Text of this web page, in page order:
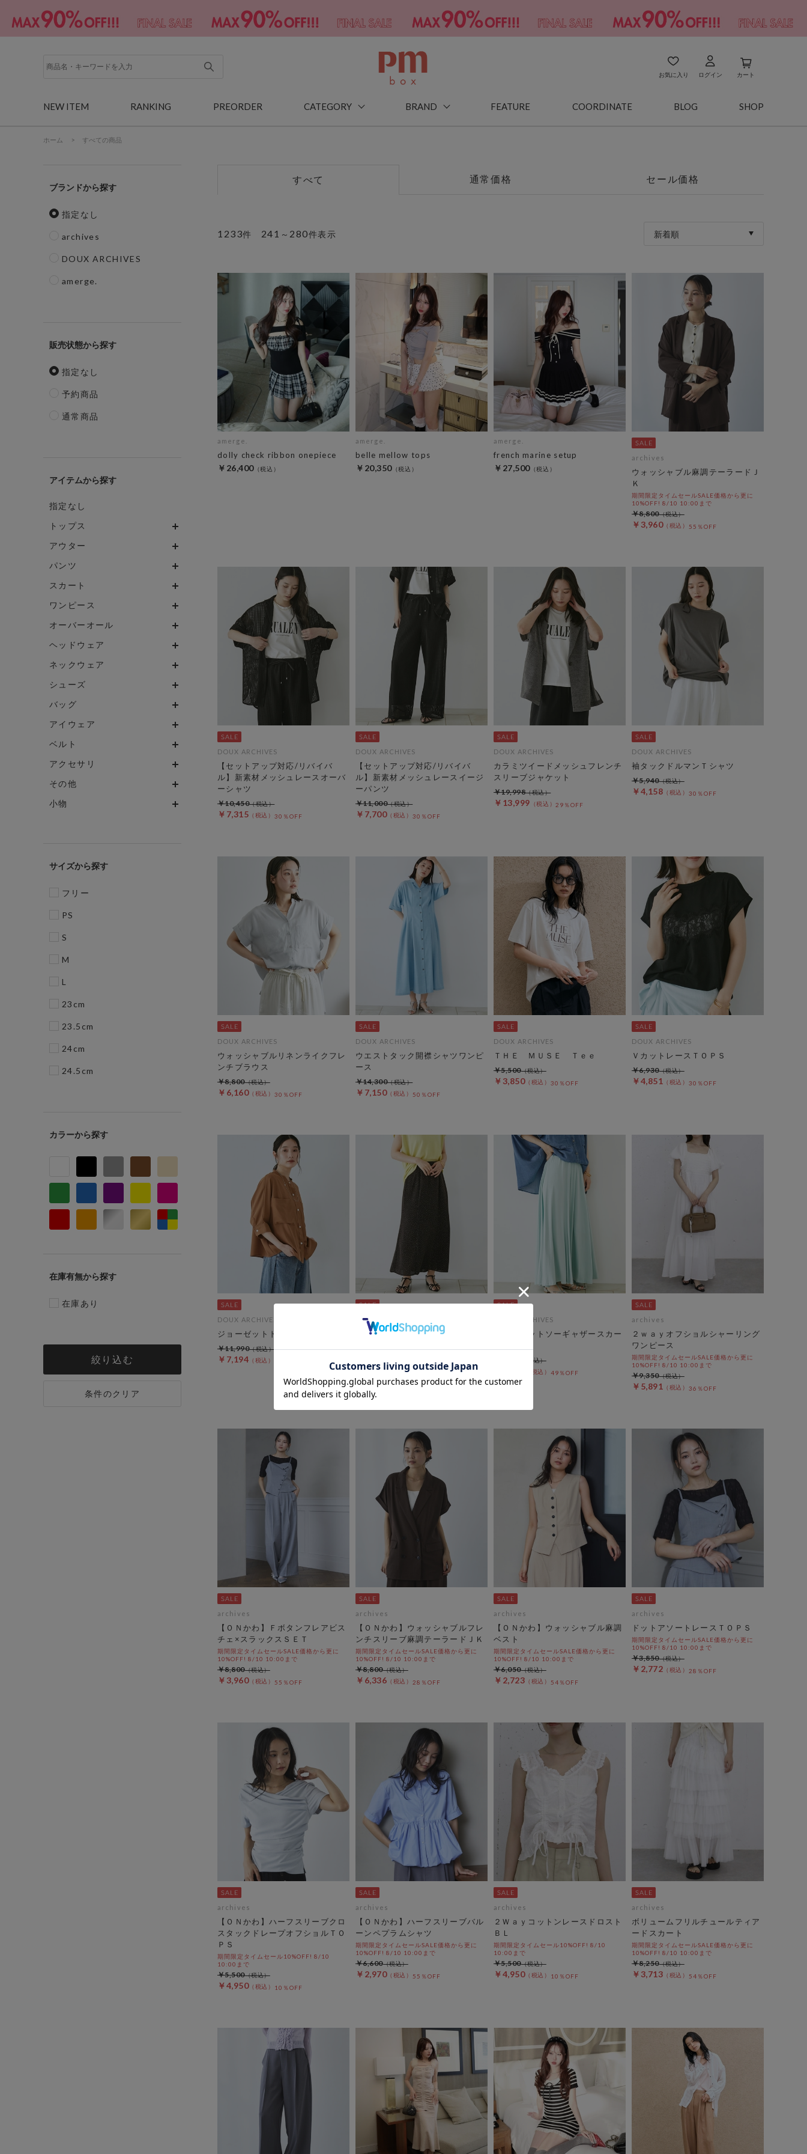
お気に入り ログイン カート
NEW ITEM RANKING PREORDER CATEGORY BRAND FEATURE COORDINATE BLOG SHOP
ホーム > すべての商品
ブランド
指定なし
archives
DOUX ARCHIVES
amerge.
販売状態
指定なし
予約商品
通常商品
アイテム
指定なし
トップス
アウター
パンツ
スカート
ワンピース
オーバーオール
ヘッドウェア
ネックウェア
シューズ
バッグ
アイウェア
ベルト
アクセサリ
その他
小物
サイズ
フリー
PS
S
M
L
23cm
23.5cm
24cm
24.5cm
カラー
在庫有無
在庫あり
絞り込む
条件のクリア
すべて 通常価格 セール価格
1233件 241 ～ 280件表示 新着順
amerge.
dolly check ribbon onepiece
￥26,400
amerge.
belle mellow tops
￥20,350
amerge.
french marine setup
￥27,500
archives
ウォッシャブル麻調テーラードＪ
Ｋ
期間限定タイムセールSALE価格から更に
10%OFF! 8/10 10:00まで
￥3,960 55％OFF
￥8,800
DOUX ARCHIVES
【セットアップ対応/リバイバ
ル】新素材メッシュレースオーバ
ーシャツ
￥7,315 30％OFF
￥10,450
DOUX ARCHIVES
【セットアップ対応/リバイバ
ル】新素材メッシュレースイージ
ーパンツ
￥7,700 30％OFF
￥11,000
DOUX ARCHIVES
カラミツイードメッシュフレンチ
スリーブジャケット
￥13,999 29％OFF
￥19,998
DOUX ARCHIVES
袖タックドルマンＴシャツ
￥4,158 30％OFF
￥5,940
DOUX ARCHIVES
ウォッシャブルリネンライクフレ
ンチブラウス
￥6,160 30％OFF
￥8,800
DOUX ARCHIVES
ウエストタック開襟シャツワンピ
ース
￥7,150 50％OFF
￥14,300
DOUX ARCHIVES
ＴＨＥ ＭＵＳＥ Ｔｅｅ
￥3,850 30％OFF
￥5,500
DOUX ARCHIVES
ＶカットレースＴＯＰＳ
￥4,851 30％OFF
￥6,930
DOUX ARCHIVES
ジョーゼットドルマンシャツ
￥7,194
￥11,990
DOUX ARCHIVES
【吸水速乾・接触冷感】ドットマ
￥6,490
DOUX ARCHIVES
とろみカットソーギャザースカー
49％OFF
archives
２ｗａｙオフショルシャーリング
ワンピース
期間限定タイムセールSALE価格から更に
10%OFF! 8/10 10:00まで
￥5,891 36％OFF
￥9,350
archives
【ＯＮかわ】Ｆボタンフレアビス
チェ×スラックスＳＥＴ
期間限定タイムセールSALE価格から更に
10%OFF! 8/10 10:00まで
￥3,960 55％OFF
￥8,800
archives
【ＯＮかわ】ウォッシャブルフレ
ンチスリーブ麻調テーラードＪＫ
期間限定タイムセールSALE価格から更に
10%OFF! 8/10 10:00まで
￥6,336 28％OFF
￥8,800
archives
【ＯＮかわ】ウォッシャブル麻調
ベスト
期間限定タイムセールSALE価格から更に
10%OFF! 8/10 10:00まで
￥2,723 54％OFF
￥6,050
archives
ドットアソートレースＴＯＰＳ
期間限定タイムセールSALE価格から更に
10%OFF! 8/10 10:00まで
￥2,772 28％OFF
￥3,850
archives
【ＯＮかわ】ハーフスリーブクロ
スタックドレープオフショルＴＯ
ＰＳ
期間限定タイムセール10%OFF! 8/10
10:00まで
￥4,950 10％OFF
￥5,500
archives
【ＯＮかわ】ハーフスリーブバル
ーンペプラムシャツ
期間限定タイムセールSALE価格から更に
10%OFF! 8/10 10:00まで
￥2,970 55％OFF
￥6,600
archives
２Ｗａｙコットンレースドロスト
ＢＬ
期間限定タイムセール10%OFF! 8/10
10:00まで
￥4,950 10％OFF
￥5,500
archives
ボリュームフリルチュールティア
ードスカート
期間限定タイムセールSALE価格から更に
10%OFF! 8/10 10:00まで
￥3,713 54％OFF
￥8,250